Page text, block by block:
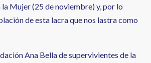
Mujer (25 de noviembre) y, por lo
de esta lacra que nos lastra como
Ana Bella de supervivientes de la